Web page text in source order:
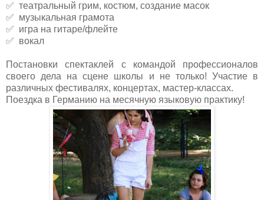
✅ театральный грим, костюм, создание масок
✅ музыкальная грамота
✅ игра на гитаре/флейте
✅ вокал
Постановки спектаклей с командой профессионалов
своего дела на сцене школы и не только! Участие в
различных фестивалях, концертах, мастер-классах.
Поездка в Германию на месячную языковую практику!